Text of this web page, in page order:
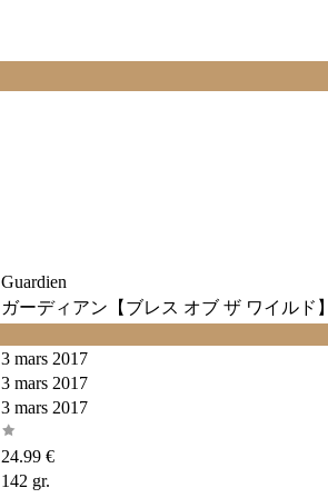
Guardien
ガーディアン【ブレス オブ ザ ワイルド
3 mars 2017
3 mars 2017
3 mars 2017
24.99 €
142 gr.